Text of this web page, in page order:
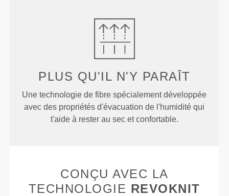
PLUS QU'IL N'Y PARAÎT
Une technologie de fibre spécialement développée
avec des propriétés d'évacuation de l'humidité qui
t'aide à rester au sec et confortable.
CONÇU AVEC LA
TECHNOLOGIE REVOKNIT